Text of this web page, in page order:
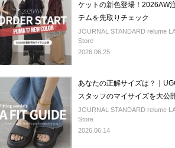
ケットの新色登場！2026AW
テムを先取りチェック
JOURNAL STANDARD relume
Store
2026.06.25
あなたの正解サイズは？｜
スタッフのマイサイズを大公
JOURNAL STANDARD relume
Store
2026.06.14